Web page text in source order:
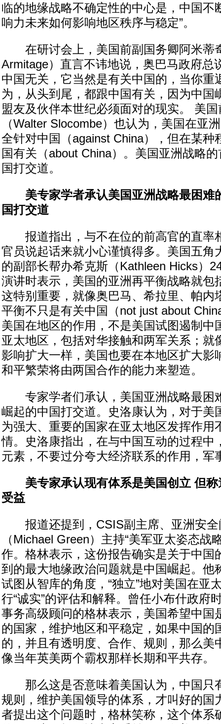
临的地缘战略不确定性的中心是，中国不
响力未来如何影响地区秩序与稳定”。
在研讨会上，美国前副国务卿阿米蒂
Armitage）直言不讳地说，奥巴马政府总
中国无关，它当然是有关中国的，当你重
为，从头到尾，都跟中国有关，因为中国
盟友及伙伴本世纪必须面对的现实。 美
（Walter Slocombe）也认为，美国在亚
全针对中国（against China），但在某种
国有关（about China）。美国亚洲战略
国打交道。
美专家学者承认美国亚洲战略最困难
国打交道
报道指出，与不在位的前高官的直率
官员说起话来就小心谨慎得多。美国五角
的副部长帮办希克斯（Kathleen Hicks）
演讲时表示，美国的亚洲再平衡战略就包
这特别重要，就像奥巴马、希拉里、帕内
平衡不只是有关中国（not just about
美国在地区的作用，不是美国试图遏制中
亚太地区，包括对华接触和两军关系；就
影响扩大一样，美国也要在本地区扩大影
和平繁荣将由两国合作的能力来塑造。
专家学者们承认，美国亚洲战略最困
崛起的中国打交道。史洛康认为，对于美
为强大、重要的国家在亚太地区发挥作用
情。史洛康指出，在与中国互动的过程中
元素，不要过分夸大经济联系的作用，军
美专家承认现有体系是美国创立 但
受益
报道还提到，CSIS副主席、亚洲安全
（Michael Green）主持“美军亚太姿态战
作。格林表示，这份报告确实是关于中国
到的最大地缘政治问题就是中国崛起。他
试图从智库的角度，“独立”地对美国在亚
行“诚实”的评估和解释。曾任小布什政府
事务高级顾问的格林表示，美国希望中国
的国家，维护地区和平稳定，如果中国的
的，并且有透明度、合作、规则，那么美
像当年英美两个霸权那样长期和平共存。
那么这是否意味着美国认为，中国只
规则，维护美国领导的体系，才叫好的国
者提出这个问题时，格林笑称，这个体系